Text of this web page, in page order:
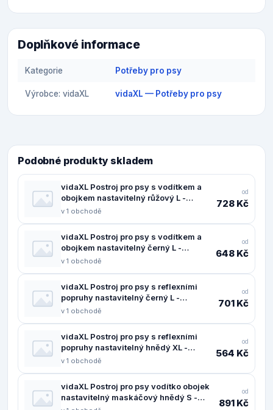
Doplňkové informace
Kategorie Potřeby pro psy
Výrobce: vidaXL vidaXL — Potřeby pro psy
Podobné produkty skladem
vidaXL Postroj pro psy s vodítkem a
obojkem nastavitelný růžový L -
11461.4013394
v 1 obchodě
od
728 Kč
vidaXL Postroj pro psy s vodítkem a
obojkem nastavitelný černý L -
11461.4013390
v 1 obchodě
od
648 Kč
vidaXL Postroj pro psy s reflexními
popruhy nastavitelný černý L -
11461.4013370
v 1 obchodě
od
701 Kč
vidaXL Postroj pro psy s reflexními
popruhy nastavitelný hnědý XL -
11461.4013377
v 1 obchodě
od
564 Kč
vidaXL Postroj pro psy vodítko obojek
nastavitelný maskáčový hnědý S -
od
891 Kč